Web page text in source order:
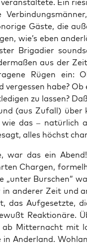
Ein
Gäs­te, die
wie’s eben
Bri­ga­dier
aus der
Rügen ein:
ver­ges­sen habe?
zu las­sen?
(aus Zufall) über
wie das – natür­lich
alles höchst
war das ein
Char­gen,
„unter Bur­schen”
in ande­rer Zeit und
das Auf­ge­setz­te,
Reak­tio­nä­re.
ab Mit­ter­nacht mit
in Ander­land.